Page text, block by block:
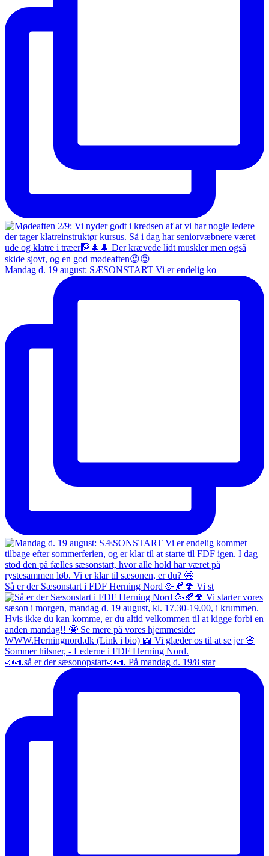
Mandag d. 19 august: SÆSONSTART Vi er endelig ko
Så er der Sæsonstart i FDF Herning Nord 🥳🍂🍄 Vi st
📣📣så er der sæsonopstart📣📣 På mandag d. 19/8 star